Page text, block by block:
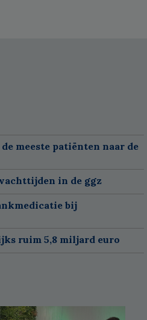
meeste patiënten naar de
in de ggz
bij
ruim 5,8 miljard euro